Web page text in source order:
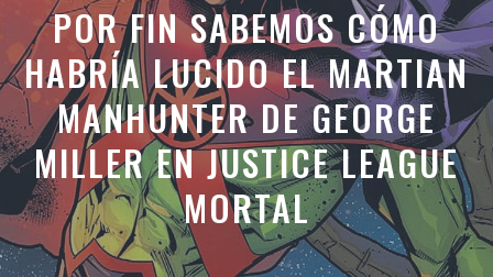
POR FIN SABEMOS CÓMO
HABRÍA LUCIDO EL MARTIAN
MANHUNTER DE GEORGE
MILLER EN JUSTICE LEAGUE
MORTAL